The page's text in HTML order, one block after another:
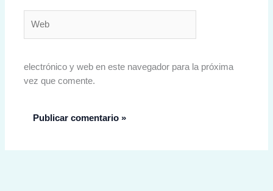
electrónico y web en este navegador para la próxima
vez que comente.